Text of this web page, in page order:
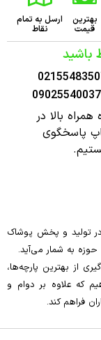
بهترین
قیمت
ارسل به تمام
نقاط
باشید
بالا در
پاسخگوی
بیش از 15 سال سابقه در تولید و پخش پوشاک
به شمار می‌آید.
از بهترین پارچه‌ها،
که علاوه بر دوام و
فراهم کند.